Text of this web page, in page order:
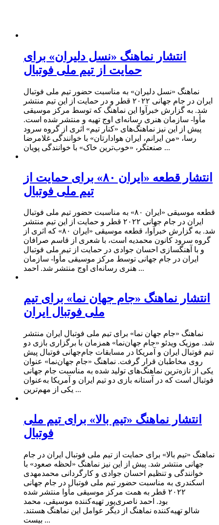
انتشار نماهنگ «نسل دلیران» برای
حمایت از تیم ملی فوتبال
نماهنگ «نسل دلیران» به مناسبت حضور تیم ملی فوتبال
ایران در جام جهانی ۲۰۲۲ قطر و در حمایت از این تیم منتشر
شد. به گزارش خبرآوا این نماهنگ که توسط مرکز موسیقی
مأوا- سازمان هنری رسانه‌ای اوج تهیه و منتشر شده است.
پیش از این نیز نماهنگ‌های «کنار تیم» اثری از گروه سرود
رسا، «من ایرانم، ایران هوادارتان» با خوانندگی غلامرضا
صنعتگر، «خوب‌ترین خاک» با خوانندگی پویان ...
انتشار قطعه «ایران ۸۰» برای حمایت از
تیم ملی فوتبال
قطعه موسیقی «ایران ۸۰» به مناسبت حضور تیم ملی فوتبال
ایران در جام جهانی ۲۰۲۲ قطر و حمایت از این تیم منتشر
شد. به گزارش خبرآوا، قطعه موسیقی «ایران ۸۰» که اثری از
گروه سرود کانون محمدیه است، با شعری از قاسم صرافان
و با آهنگسازی احسان جوادی در حمایت از تیم ملی فوتبال
ایران در جام جهانی توسط مرکز موسیقی مأوا- سازمان
هنری رسانه‌ای اوج منتشر شد. احمد ...
انتشار نماهنگ «جام جهان نما» برای تیم
ملی فوتبال ایران
نماهنگ «جام جهان نما» برای تیم ملی فوتبال ایران منتشر
شد. موزیک ویدئو «جام جهان‌نما» همزمان با برگزاری بازی دو
تیم فوتبال ایران و آمریکا در مسابقات جام‌جهانی فوتبال پیش
روی مخاطبان قرار گرفت. نماهنگ «جام جهان‌نما» عنوان
یکی از تازه‌ترین نماهنگ‌های تولید شده به مناسبت جام جهانی
فوتبال است که در آستانه بازی دو تیم ایران و آمریکا به‌عنوان
یکی از مهم‌ترین ...
انتشار نماهنگ «تیم بالا» برای تیم ملی
فوتبال
نماهنگ «تیم بالا» برای حمایت از تیم ملی فوتبال ایران در جام
جهانی منتشر شد. پیش از این نیز نماهنگ «لحظه صعود» با
خوانندگی و تنظیم احسان جوادی و کارگردانی محمدمهدی
اسکندری به مناسبت حضور تیم ملی فوتبال در جام جهانی
۲۰۲۲ قطر به همت مرکز موسیقی مأوا منتشر شده
بود. احمد ناصری‌پور تهیه‌کننده موسیقی، محمد
شالو تهیه‌کننده نماهنگ از دیگر عوامل این نماهنگ هستند.
بیست ...